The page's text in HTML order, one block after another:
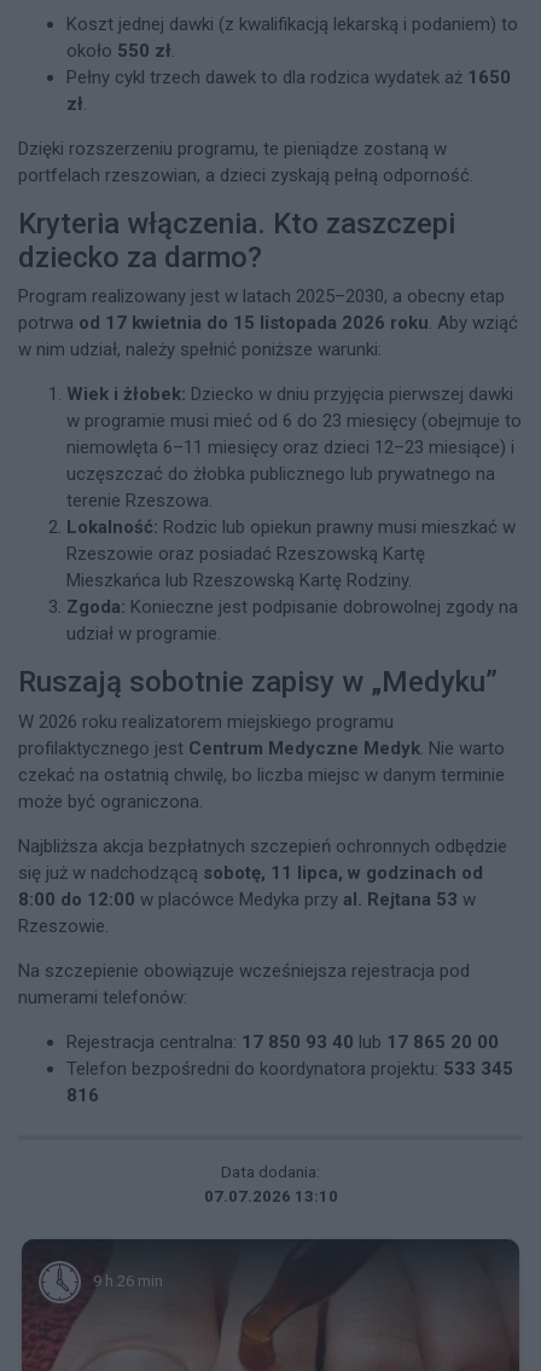
Koszt jednej dawki (z kwalifikacją lekarską i podaniem) to
około 550 zł.
Pełny cykl trzech dawek to dla rodzica wydatek aż 1650
zł.
Dzięki rozszerzeniu programu, te pieniądze zostaną w
portfelach rzeszowian, a dzieci zyskają pełną odporność.
Kryteria włączenia. Kto zaszczepi
dziecko za darmo?
Program realizowany jest w latach 2025–2030, a obecny etap
potrwa od 17 kwietnia do 15 listopada 2026 roku. Aby wziąć
w nim udział, należy spełnić poniższe warunki:
Wiek i żłobek: Dziecko w dniu przyjęcia pierwszej dawki
w programie musi mieć od 6 do 23 miesięcy (obejmuje to
niemowlęta 6–11 miesięcy oraz dzieci 12–23 miesiące) i
uczęszczać do żłobka publicznego lub prywatnego na
terenie Rzeszowa.
Lokalność: Rodzic lub opiekun prawny musi mieszkać w
Rzeszowie oraz posiadać Rzeszowską Kartę
Mieszkańca lub Rzeszowską Kartę Rodziny.
Zgoda: Konieczne jest podpisanie dobrowolnej zgody na
udział w programie.
Ruszają sobotnie zapisy w „Medyku”
W 2026 roku realizatorem miejskiego programu
profilaktycznego jest Centrum Medyczne Medyk. Nie warto
czekać na ostatnią chwilę, bo liczba miejsc w danym terminie
może być ograniczona.
Najbliższa akcja bezpłatnych szczepień ochronnych odbędzie
się już w nadchodzącą sobotę, 11 lipca, w godzinach od
8:00 do 12:00 w placówce Medyka przy al. Rejtana 53 w
Rzeszowie.
Na szczepienie obowiązuje wcześniejsza rejestracja pod
numerami telefonów:
Rejestracja centralna: 17 850 93 40 lub 17 865 20 00
Telefon bezpośredni do koordynatora projektu: 533 345
816
Data dodania:
07.07.2026 13:10
9 h 26 min